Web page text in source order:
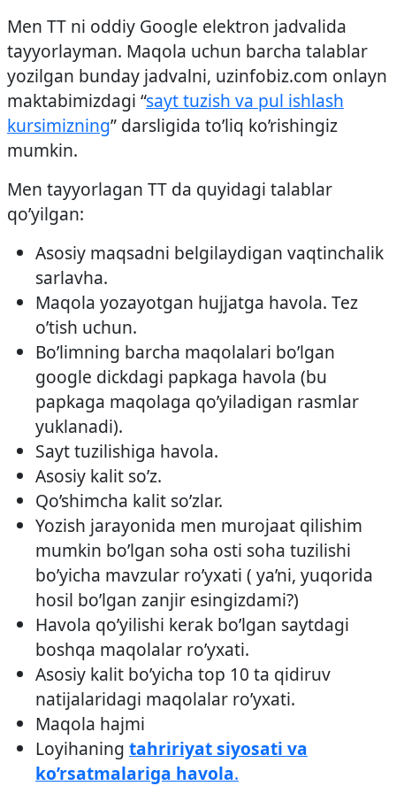
Men TT ni oddiy Google elektron jadvalida
tayyorlayman. Maqola uchun barcha talablar
yozilgan bunday jadvalni, uzinfobiz.com onlayn
maktabimizdagi “sayt tuzish va pul ishlash
kursimizning” darsligida to’liq ko’rishingiz
mumkin.
Men tayyorlagan TT da quyidagi talablar
qo’yilgan:
Asosiy maqsadni belgilaydigan vaqtinchalik
sarlavha.
Maqola yozayotgan hujjatga havola. Tez
o’tish uchun.
Bo’limning barcha maqolalari bo’lgan
google dickdagi papkaga havola (bu
papkaga maqolaga qo’yiladigan rasmlar
yuklanadi).
Sayt tuzilishiga havola.
Asosiy kalit so’z.
Qo’shimcha kalit so’zlar.
Yozish jarayonida men murojaat qilishim
mumkin bo’lgan soha osti soha tuzilishi
bo’yicha mavzular ro’yxati ( ya’ni, yuqorida
hosil bo’lgan zanjir esingizdami?)
Havola qo’yilishi kerak bo’lgan saytdagi
boshqa maqolalar ro’yxati.
Asosiy kalit bo’yicha top 10 ta qidiruv
natijalaridagi maqolalar ro’yxati.
Maqola hajmi
Loyihaning tahririyat siyosati va
ko’rsatmalariga havola.